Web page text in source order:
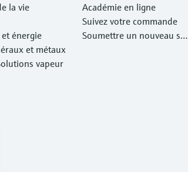
la vie
énergie
et métaux
vapeur
Académie en ligne
Suivez votre commande
Soumettre un nouveau ser